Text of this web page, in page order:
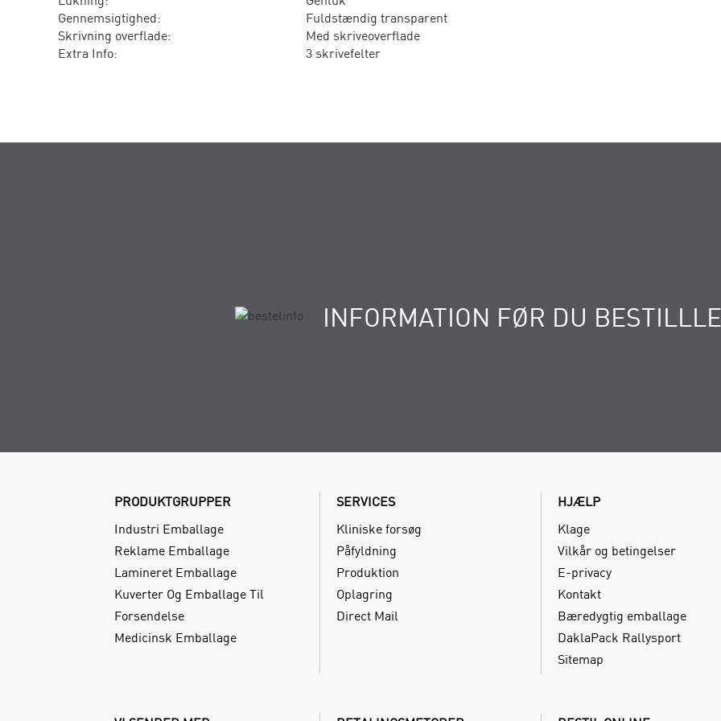
Gennemsigtighed:
Fuldstændig transparent
Skrivning overflade:
Med skriveoverflade
Extra Info:
3 skrivefelter
INFORMATION FØR DU
PRODUKTGRUPPER
Industri Emballage
Reklame Emballage
Lamineret Emballage
Kuverter Og Emballage Til
Forsendelse
Medicinsk Emballage
SERVICES
Kliniske forsøg
Påfyldning
Produktion
Oplagring
Direct Mail
HJÆLP
Klage
Vilkår og betingelser
E-privacy
Kontakt
Bæredygtig emballage
DaklaPack Rallysport
Sitemap